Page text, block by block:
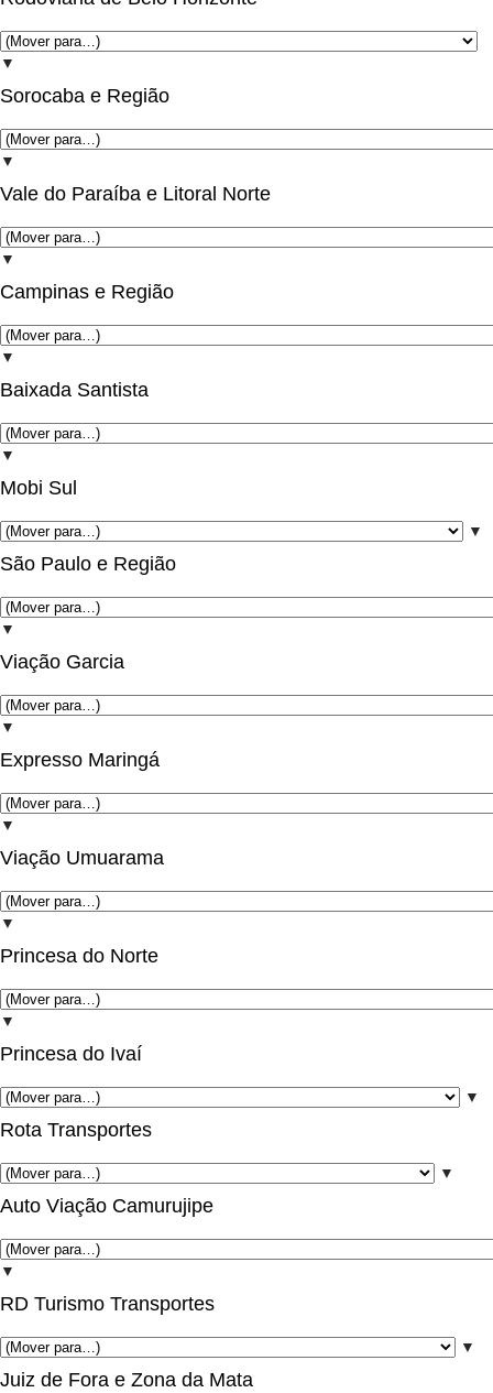
▼
Sorocaba e Região
▼
Vale do Paraíba e Litoral Norte
▼
Campinas e Região
▼
Baixada Santista
▼
Mobi Sul
▼
São Paulo e Região
▼
Viação Garcia
▼
Expresso Maringá
▼
Viação Umuarama
▼
Princesa do Norte
▼
Princesa do Ivaí
▼
Rota Transportes
▼
Auto Viação Camurujipe
▼
RD Turismo Transportes
▼
Juiz de Fora e Zona da Mata